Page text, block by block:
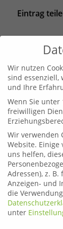
Eintrag
Leoben
Telefon:
Email:
Liezen
Telefon:
Email:
Wir nutzen
sind essenziell,
und Ihre
Wenn Sie unter
freiwilligen
Wir verwenden
Website.
uns helfen,
Adressen), z.
Anzeigen- und
die
unter